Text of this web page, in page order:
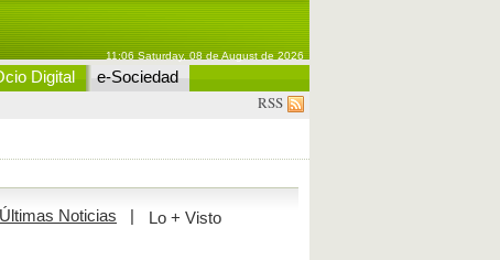
11:06 Saturday, 08 de August de 2026
Digital e-Sociedad
RSS
Noticias | Lo + Visto